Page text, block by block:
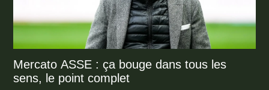
Mercato ASSE : ça bouge dans tous les
sens, le point complet